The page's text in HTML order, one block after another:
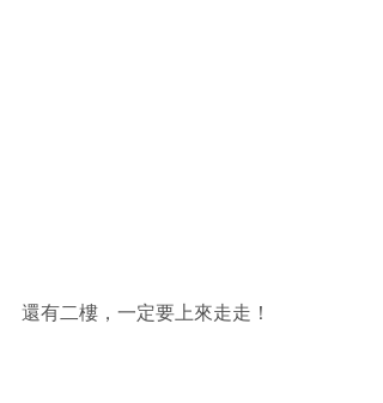
還有二樓，一定要上來走走！